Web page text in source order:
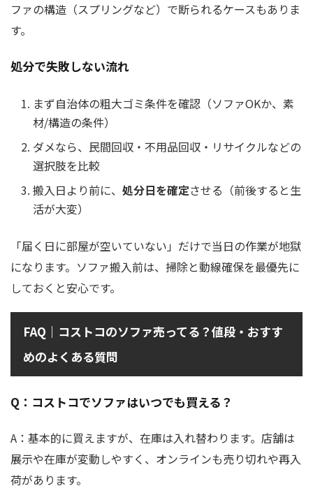
ファの構造（スプリングなど）で断られるケースもありま
す。
処分で失敗しない流れ
まず自治体の粗大ゴミ条件を確認（ソファOKか、素
材/構造の条件）
ダメなら、民間回収・不用品回収・リサイクルなどの
選択肢を比較
搬入日より前に、 処分日を確定させる（前後すると生
活が大変）
「届く日に部屋が空いていない」だけで当日の作業が地獄
になります。ソファ搬入前は、掃除と動線確保を最優先に
しておくと安心です。
FAQ｜コストコのソファ売ってる？値段・おすす
めのよくある質問
Q：コストコでソファはいつでも買える？
A：基本的に買えますが、在庫は入れ替わります。店舗は
展示や在庫が変動しやすく、オンラインも売り切れや再入
荷があります。